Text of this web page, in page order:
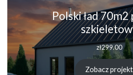
Polski ład
zł299.00
Zobacz projekt